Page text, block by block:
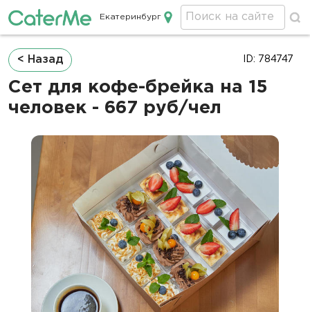
Кейтеринг в Екатеринбурге
Екатеринбург
Строка
навигации
< Назад
Сет для кофе-брейка на 15
человек - 667 руб/чел
ID: 784747